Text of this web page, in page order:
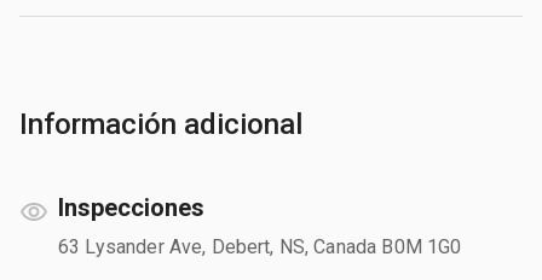
Información adicional
Inspecciones
63 Lysander Ave, Debert, NS, Canada B0M 1G0